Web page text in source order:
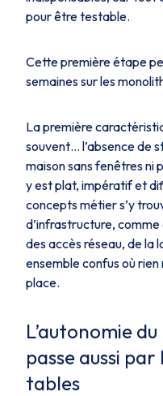
pour être testable.
Cette première étape
semaines sur les
La première
souvent… l’absence de
maison sans fenêtres ni
y est plat, impératif et
concepts métier s’y
d’infrastructure,
des accès réseau, de la
ensemble confus où
place.
L’autonomie
passe aussi
tables